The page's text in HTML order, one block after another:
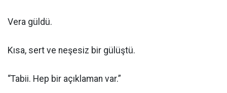
Vera güldü.
Kısa, sert ve neşesiz bir gülüştü.
“Tabii. Hep bir açıklaman var.”